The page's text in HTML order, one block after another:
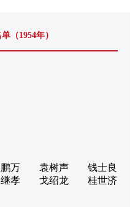
（1954年）
万 袁树声
钱士良
孝 戈绍龙
桂世济